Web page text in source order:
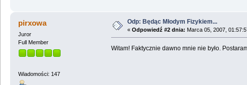
pirxowa
Juror
Full Member
Wiadomości: 147
Odp: Będąc Młodym Fizykiem...
« Odpowiedź #2 dnia: Marca 05, 2007,
Witam! Faktycznie dawno mnie nie było.